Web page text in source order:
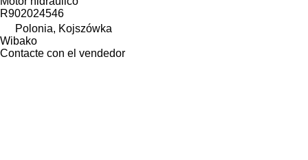
R902024546
Polonia, Kojszówka
Wibako
Contacte con el vendedor